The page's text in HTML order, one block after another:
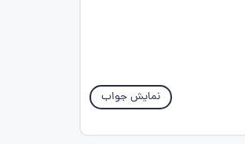
نمایش جواب